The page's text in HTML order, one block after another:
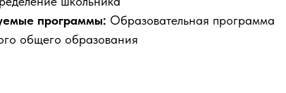
программы: Образовательная программа
общего образования